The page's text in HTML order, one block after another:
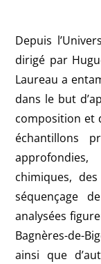
Depuis
dirigé par
Laureau a
dans le but
composition et
échantillons
chimiques,
séquençage
analysées
Bagnères-de-
ainsi que